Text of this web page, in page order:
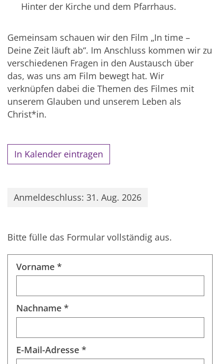
Hinter der Kirche und dem Pfarrhaus.
Gemeinsam schauen wir den Film „In time –
Deine Zeit läuft ab“. Im Anschluss kommen wir zu
verschiedenen Fragen in den Austausch über
das, was uns am Film bewegt hat. Wir
verknüpfen dabei die Themen des Filmes mit
unserem Glauben und unserem Leben als
Christ*in.
In Kalender eintragen
Anmeldeschluss: 31. Aug. 2026
Bitte fülle das Formular vollständig aus.
Vorname *
Nachname *
E-Mail-Adresse *